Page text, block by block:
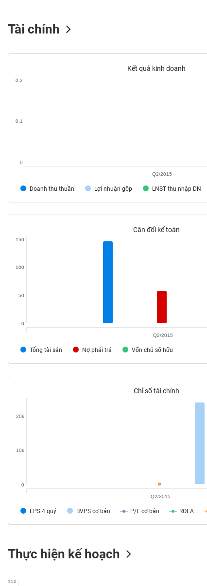
Tài chính
Kết quả kinh doanh
Doanh thu thuần Lợi nhuận gộp LNST thu nhập DN
0
0.1
0.2
Q2/2015
Cân đối kế toán
Tổng tài sản Nợ phải trả Vốn chủ sỡ hữu
0
50
100
150
Q2/2015
Chỉ số tài chính
EPS 4 quý BVPS cơ bản P/E cơ bản ROEA
0
10k
20k
Q2/2015
Thực hiện kế hoạch
150
TƯ
DỮ
TIN
SECTOR
NĂNG
NGUYÊN
VẬT
CÔNG
DÙNG
THIẾT
DÙNG